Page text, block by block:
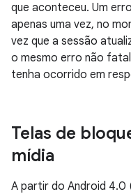
que aconteceu. Um
apenas uma vez, no
vez que a sessão
o mesmo erro não
tenha ocorrido em
Telas de
mídia
A partir do Android 4.0